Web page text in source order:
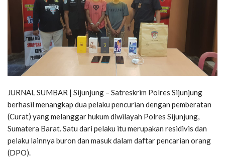
JURNAL SUMBAR | Sijunjung – Satreskrim Polres Sijunjung
berhasil menangkap dua pelaku pencurian dengan pemberatan
(Curat) yang melanggar hukum diwilayah Polres Sijunjung,
Sumatera Barat. Satu dari pelaku itu merupakan residivis dan
pelaku lainnya buron dan masuk dalam daftar pencarian orang
(DPO).